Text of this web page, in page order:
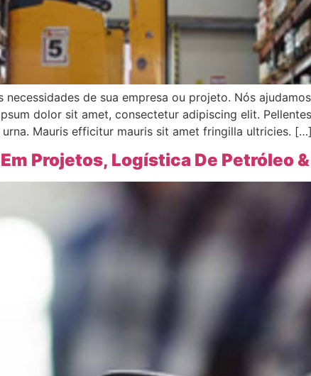
de sua empresa ou projeto. Nós
dolor sit amet, consectetur adipiscing elit.
Mauris efficitur mauris sit amet fringilla ultricies. […]
Projetos, Logística De Petróleo